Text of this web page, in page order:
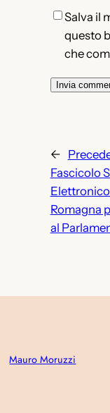
Salva il
questo
che
←
Fascicolo
Elettronico
Romagna
al
Mauro Moruzzi